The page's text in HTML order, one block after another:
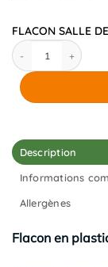
FLACON SALLE
quantité de FLACON
Description
Informations
Allergènes
Flacon en